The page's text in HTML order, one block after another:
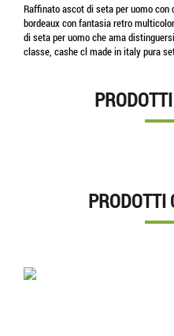
Raffinato ascot di seta per uomo
bordeaux con fantasia retro
di seta per uomo che ama
classe, cashe cl made in italy pura
PRODOTTI